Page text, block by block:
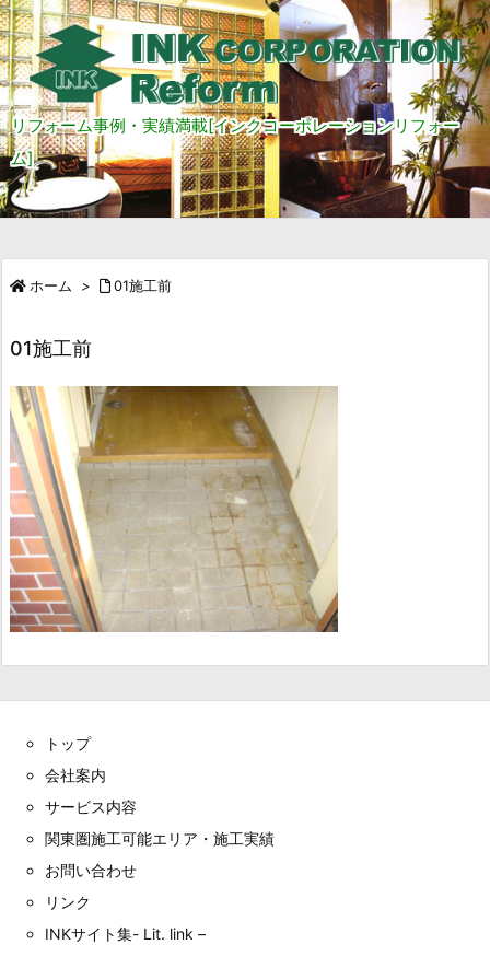
リフォーム事例・実績満載[インクコーポレーションリフォー
ム]
ホーム > 01施工前
01施工前
トップ
会社案内
サービス内容
関東圏施工可能エリア・施工実績
お問い合わせ
リンク
INKサイト集- Lit. link –